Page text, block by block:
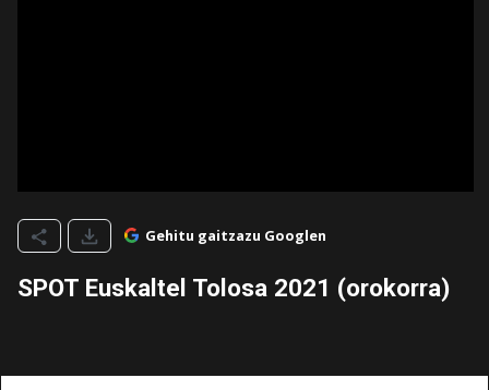
Gehitu gaitzazu Googlen
SPOT Euskaltel Tolosa 2021 (orokorra)